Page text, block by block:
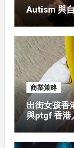
Autism 與
商業策略
出街女孩
與ptgf 香港